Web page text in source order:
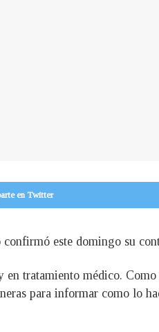
en Twitter
este domingo su
tratamiento médico. Como
para informar como lo